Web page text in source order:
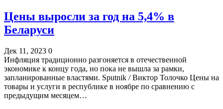
Цены выросли за год на 5,4% в
Беларуси
Дек 11, 2023 0
Инфляция традиционно разгоняется в отечественной
экономике к концу года, но пока не вышла за рамки,
запланированные властями. Sputnik / Виктор Толочко Цены на
товары и услуги в республике в ноябре по сравнению с
предыдущим месяцем…